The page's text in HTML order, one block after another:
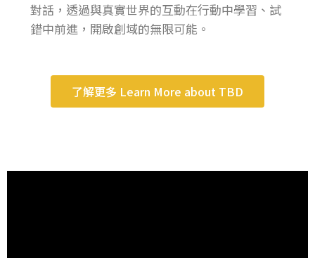
對話，透過與真實世界的互動在行動中學習、試
錯中前進，開啟創域的無限可能。
了解更多 Learn More about TBD